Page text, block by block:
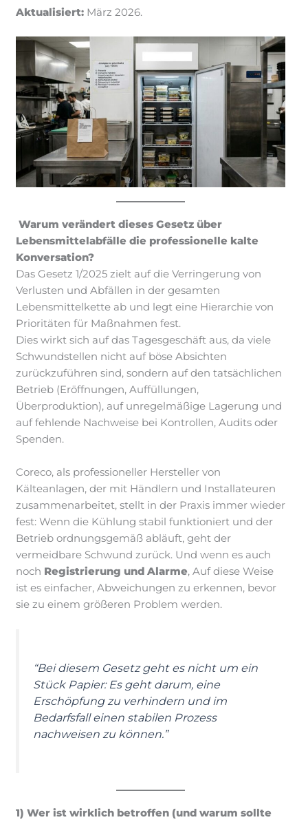
Aktualisiert:März 2026.
Warum verändert dieses Gesetz über
Lebensmittelabfälle die professionelle kalte
Konversation?
Das Gesetz 1/2025 zielt auf die Verringerung von
Verlusten und Abfällen in der gesamten
Lebensmittelkette ab und legt eine Hierarchie von
Prioritäten für Maßnahmen fest.
Dies wirkt sich auf das Tagesgeschäft aus, da viele
Schwundstellen nicht auf böse Absichten
zurückzuführen sind, sondern auf den tatsächlichen
Betrieb (Eröffnungen, Auffüllungen,
Überproduktion), auf unregelmäßige Lagerung und
auf fehlende Nachweise bei Kontrollen, Audits oder
Spenden.
Coreco, als professioneller Hersteller von
Kälteanlagen, der mit Händlern und Installateuren
zusammenarbeitet, stellt in der Praxis immer wieder
fest: Wenn die Kühlung stabil funktioniert und der
Betrieb ordnungsgemäß abläuft, geht der
vermeidbare Schwund zurück. Und wenn es auch
noch Registrierung und Alarme, Auf diese Weise
ist es einfacher, Abweichungen zu erkennen, bevor
sie zu einem größeren Problem werden.
“Bei diesem Gesetz geht es nicht um ein
Stück Papier: Es geht darum, eine
Erschöpfung zu verhindern und im
Bedarfsfall einen stabilen Prozess
nachweisen zu können.”
1) Wer ist wirklich betroffen (und warum sollte